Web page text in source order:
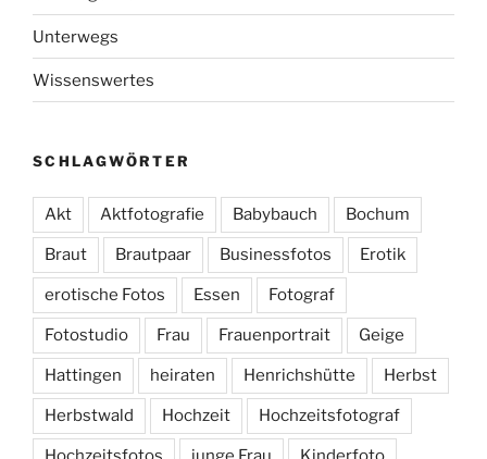
Unterwegs
Wissenswertes
SCHLAGWÖRTER
Akt Aktfotografie Babybauch Bochum
Braut Brautpaar Businessfotos Erotik
erotische Fotos Essen Fotograf
Fotostudio Frau Frauenportrait Geige
Hattingen heiraten Henrichshütte Herbst
Herbstwald Hochzeit Hochzeitsfotograf